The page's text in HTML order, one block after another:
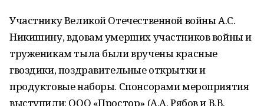
Участнику Великой Отечественной войны А.С.
Никишину, вдовам умерших участников войны и
труженикам тыла были вручены красные
гвоздики, поздравительные открытки и
продуктовые наборы. Спонсорами мероприятия
выступили: ООО «Простор» (А.А. Рябов и В.В.